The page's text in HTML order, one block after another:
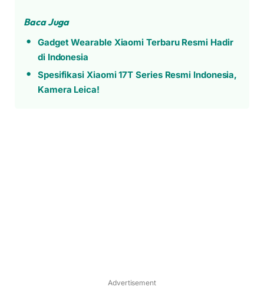
Baca Juga
Gadget Wearable Xiaomi Terbaru Resmi Hadir
di Indonesia
Spesifikasi Xiaomi 17T Series Resmi Indonesia,
Kamera Leica!
Advertisement